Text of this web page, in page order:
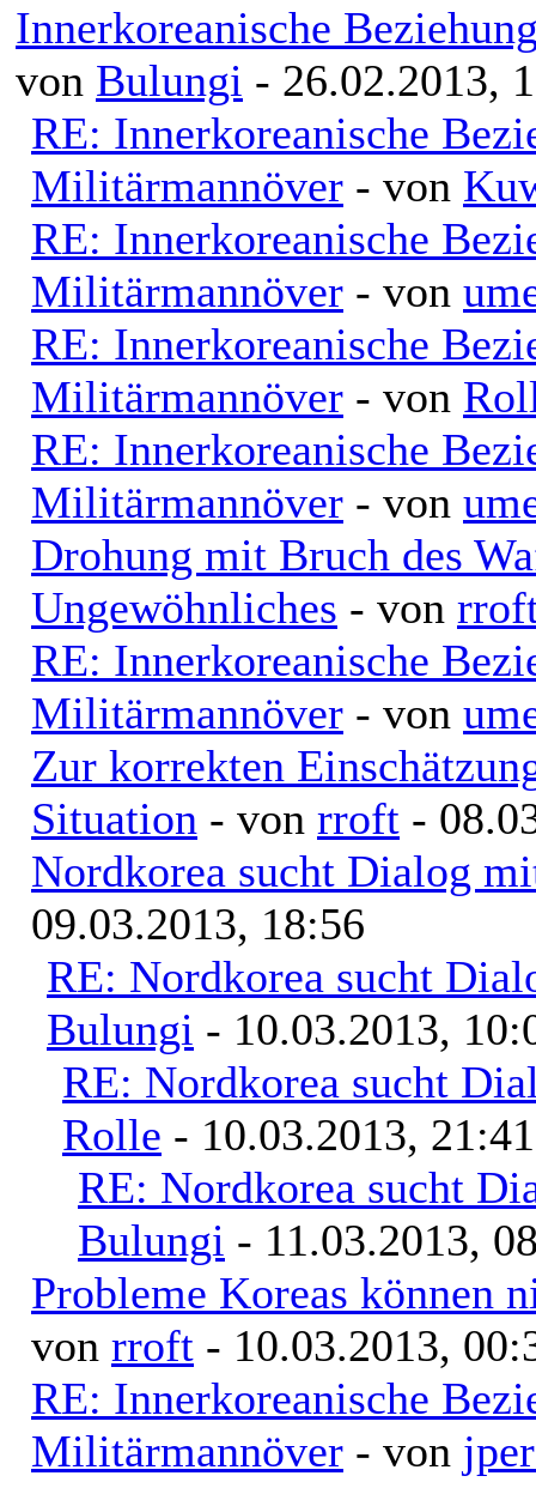
Innerkoreanische
von Bulungi - 26.02.2013,
RE: Innerkoreanische
Militärmannöver - von
RE: Innerkoreanische
Militärmannöver - von
RE: Innerkoreanische
Militärmannöver - von
RE: Innerkoreanische
Militärmannöver - von
Drohung mit Bruch des
Ungewöhnliches - von
RE: Innerkoreanische
Militärmannöver - von
Zur korrekten
Situation - von rroft -
Nordkorea sucht Dialog
09.03.2013, 18:56
RE: Nordkorea sucht
Bulungi - 10.03.2013,
RE: Nordkorea sucht
Rolle - 10.03.2013, 21:41
RE: Nordkorea sucht
Bulungi - 11.03.2013,
Probleme Koreas können
von rroft - 10.03.2013,
RE: Innerkoreanische
Militärmannöver - von